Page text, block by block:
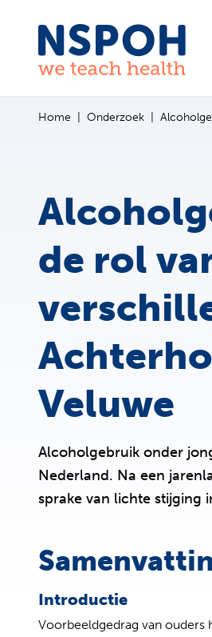
Ga naar de inhoud
Home Onderzoek
de rol
Veluwe
Alcoholgebruik onder
Nederland. Na een
sprake van lichte stijging
Introductie
Voorbeeldgedrag van